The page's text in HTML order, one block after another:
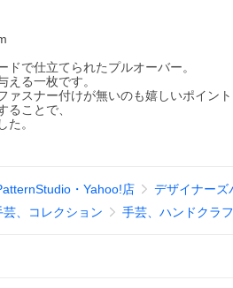
で仕立てられたプルオーバー。
る一枚です。
スナー付けが無いのも嬉しいポイント
ることで、
た。
・Yahoo!店 デザイナーズ
芸、コレクション
手芸、ハンドクラ